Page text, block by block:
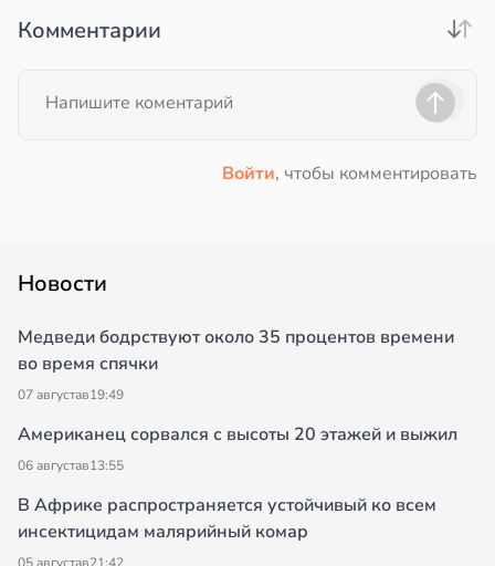
Комментарии
Войти, чтобы комментировать
Новости
Медведи бодрствуют около 35 процентов времени
во время спячки
07 августав19:49
Американец сорвался с высоты 20 этажей и выжил
06 августав13:55
В Африке распространяется устойчивый ко всем
инсектицидам малярийный комар